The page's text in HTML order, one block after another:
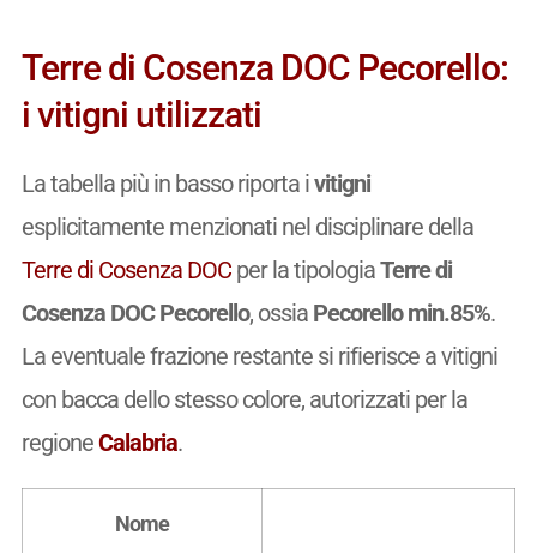
Terre di Cosenza DOC Pecorello:
i vitigni utilizzati
La tabella più in basso riporta ivitigni
esplicitamente menzionati nel disciplinare della
Terre di Cosenza DOCper la tipologiaTerre di
Cosenza DOC Pecorello, ossia Pecorello min.85%.
La eventuale frazione restante si rifierisce a vitigni
con bacca dello stesso colore, autorizzati per la
regioneCalabria.
Nome